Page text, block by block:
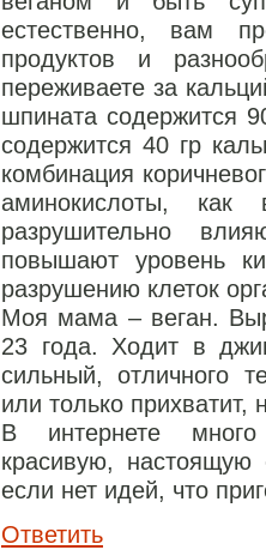
естественно, вам
продуктов и
переживаете за
шпината содержится
содержится 40 гр
комбинация
аминокислоты,
разрушительно
повышают уровень
разрушению клеток
Моя мама – веган.
23 года. Ходит в
сильный, отличного
или только прихватит,
В интернете
красивую,
если нет идей, что
Ответить